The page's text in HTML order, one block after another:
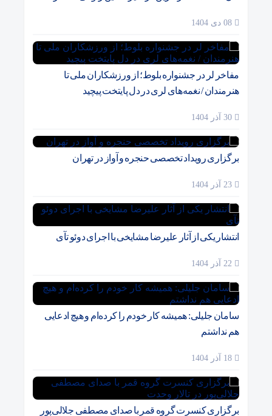
مفاخر لر در جشنواره بلوط؛ از ورزشکاران ملی تا
هنرمندان / نغمه‌های لری در دل پایتخت پیچید
برگزاری رویداد تخصصی حنجره و آواز در تهران
انتشار یکی از آثار علیرضا مشایخی با اجرای دوئو تآی
سامان جلیلی: همیشه کار خودم را کرده‌ام و هیچ ادعایی
هم نداشتم
برگزاری کنسرت گروه قمر با صدای مصطفی جلالی‌پور